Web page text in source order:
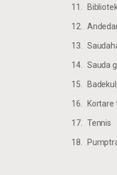
Sauda
Kortare
Tennis